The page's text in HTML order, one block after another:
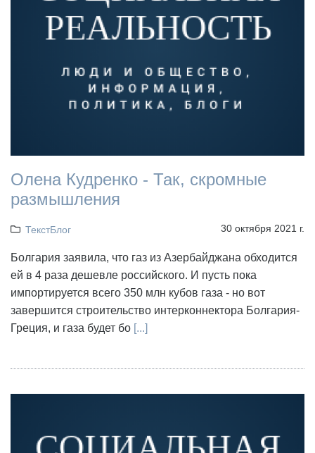
Олена Кудренко - Так, скромные
размышления
ТекстБлог 30 октября 2021 г.
Болгария заявила, что газ из Азербайджана обходится
ей в 4 раза дешевле российского. И пусть пока
импортируется всего 350 млн кубов газа - но вот
завершится строительство интерконнектора Болгария-
Греция, и газа будет бо [...]